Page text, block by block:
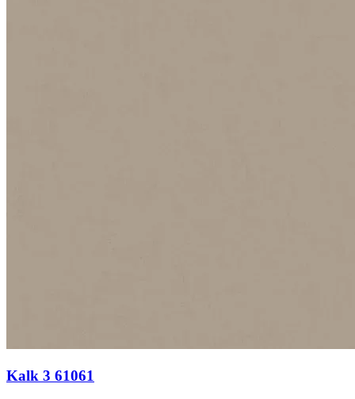
Kalk 3 61061